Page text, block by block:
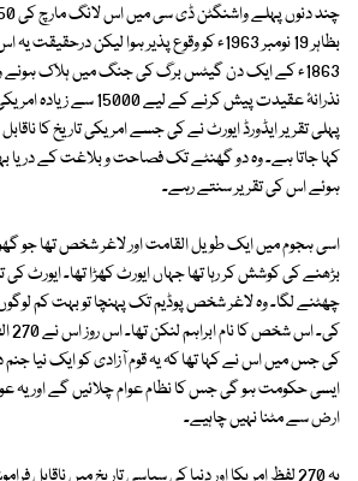
بظاہر 19 نومبر 1963ء کو وقوع پذیر ہوا لیکن
1863ء کے ایک دن گیٹس برگ کی جنگ میں ہلاک ہونے
نذرانۂ عقیدت پیش کرنے کے
پہلی تقریر ایڈورڈ ایورٹ نے کی جسے امریکی تاریخ کا
کہا جاتا ہے۔ وہ دو گھنٹے تک فصاحت و بلاغت کے دریا
ہوئے اس کی تقریر سنتے رہے۔
اسی ہجوم میں ایک طویل القامت اور لاغر شخص تھا جو
بڑھنے کی کوشش کر رہا تھا جہاں ایورٹ کھڑا تھا۔ ایورٹ کی
چھٹنے لگا۔ وہ لاغر شخص پوڈیم تک پہنچا تو بہت کم
کی جس میں اس نے کہا تھا کہ یہ قوم آزادی کو ایک نیا
ایسی حکومت ہو گی جس کا نظام عوام چلائیں گے اور یہ
ارض سے مٹنا نہیں چاہیے۔